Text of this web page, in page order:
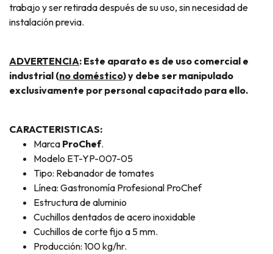
trabajo y ser retirada después de su uso, sin necesidad de
instalación previa.
ADVERTENCIA: Este aparato es de uso comercial e
industrial (no doméstico) y debe ser manipulado
exclusivamente por personal capacitado para ello.
CARACTERISTICAS:
Marca ProChef.
Modelo ET-YP-007-05
Tipo: Rebanador de tomates
Línea: Gastronomía Profesional ProChef
Estructura de aluminio
Cuchillos dentados de acero inoxidable
Cuchillos de corte fijo a 5 mm.
Producción: 100 kg/hr.